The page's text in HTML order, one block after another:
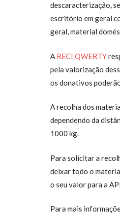
descaracterização,
escritório em geral
geral, material
A RECI QWERTY
pela valorização
os donativos
A recolha dos
dependendo da
1000 kg.
Para solicitar a
deixar todo o
o seu valor para a
Para mais